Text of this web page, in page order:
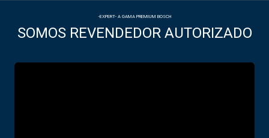
-EXPERT- A GAMA PREMIUM BOSCH
SOMOS REVENDEDOR AUTORIZADO